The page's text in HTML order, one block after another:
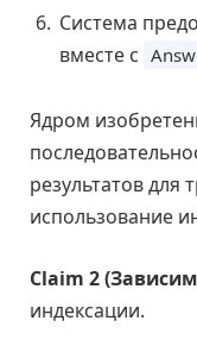
Система
вместе с
Ядром
результатов для
использование
Claim 2
индексации.